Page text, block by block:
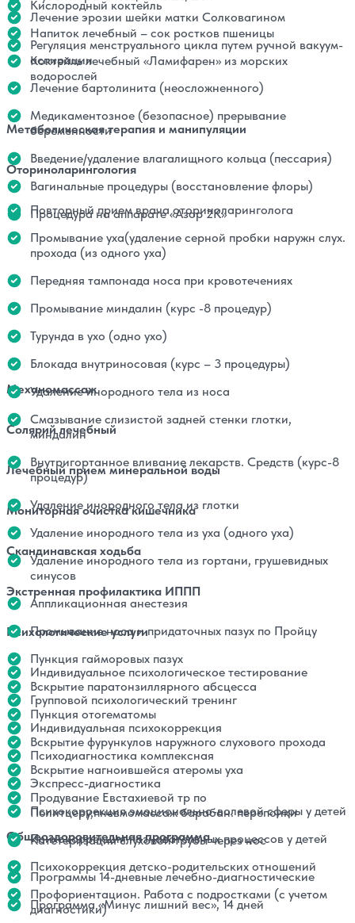
Лечение эрозии шейки матки Солковагином
Регуляция менструального цикла путем ручной вакуум-
аспирации
Лечение бартолинита (неосложненного)
Медикаментозное (безопасное) прерывание
беременности
Введение/удаление влагалищного кольца (пессария)
Вагинальные процедуры (восстановление флоры)
Процедура на аппарате «Азор 2К»
Кислородный коктейль
Напиток лечебный – сок ростков пшеницы
Коктейль лечебный «Ламифарен» из морских
водорослей
Метаболическая терапия и манипуляции
Оториноларингология
Повторный прием врача оториноларинголога
Промывание уха(удаление серной пробки наружн слух.
прохода (из одного уха)
Передняя тампонада носа при кровотечениях
Промывание миндалин (курс -8 процедур)
Турунда в ухо (одно ухо)
Блокада внутриносовая (курс – 3 процедуры)
Удаление инородного тела из носа
Смазывание слизистой задней стенки глотки,
миндалин
Внутригортанное вливание лекарств. Средств (курс-8
процедур)
Удаление инородного тела из глотки
Удаление инородного тела из уха (одного уха)
Удаление инородного тела из гортани, грушевидных
синусов
Аппликационная анестезия
Промывание носа и придаточных пазух по Пройцу
Пункция гайморовых пазух
Вскрытие паратонзиллярного абсцесса
Пункция отогематомы
Вскрытие фурункулов наружного слухового прохода
Вскрытие нагноившейся атеромы уха
Продувание Евстахиевой тр по
Политцеру,пневмомассаж барабан. перепонки
Катетеризация слуховой трубы через нос
Механомассаж
Солярий лечебный
Лечебный прием минеральной воды
Мониторная очистка кишечника
Скандинавская ходьба
Экстренная профилактика ИППП
Психологические услуги
Индивидуальное психологическое тестирование
Групповой психологический тренинг
Индивидуальная психокоррекция
Психодиагностика комплексная
Экспресс-диагностика
Психокоррекция эмоционально-волевой сферы у детей
Психокоррекция познавательных процессов у детей
Психокоррекция детско-родительских отношений
Профориентацион. Работа с подростками (с учетом
диагностики)
Общеоздоровительная программа
Программы 14-дневные лечебно-диагностические
Программа «Минус лишний вес», 14 дней